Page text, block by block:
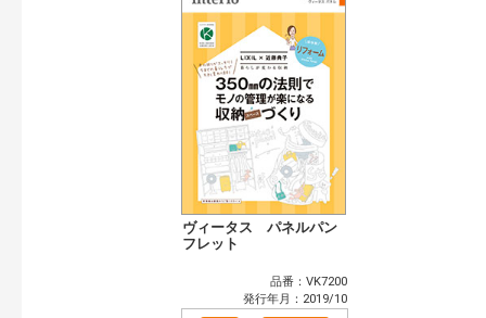
ヴィータス パネルパン
フレット
品番：VK7200
発行年月：2019/10